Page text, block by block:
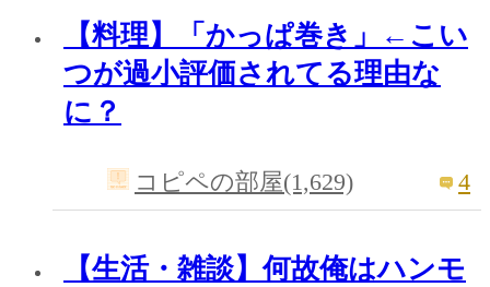
【料理】「かっぱ巻き」←こい
つが過小評価されてる理由な
に？
コピペの部屋(1,629) 4
【生活・雑談】何故俺はハンモ